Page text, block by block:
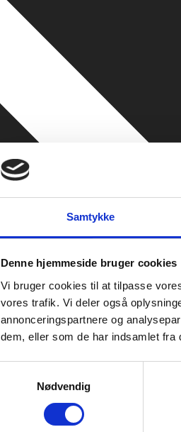
Samtykke
Denne hjemmeside bruger cookies
Vi bruger cookies til at tilpasse
vores trafik. Vi deler også
annonceringspartnere og
dem, eller som de har indsamlet fra
Nødvendig